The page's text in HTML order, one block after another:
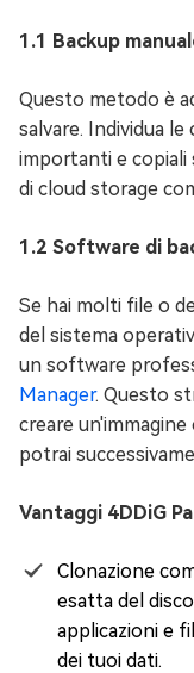
1.1 Backup
Questo metodo è
salvare. Individua
importanti e copiali
di cloud storage
1.2 Software di
Se hai molti file o
del sistema
un software
Manager. Questo
creare
potrai
Vantaggi 4DDiG
Clonazione
esatta del
applicazioni e
dei tuoi dati.